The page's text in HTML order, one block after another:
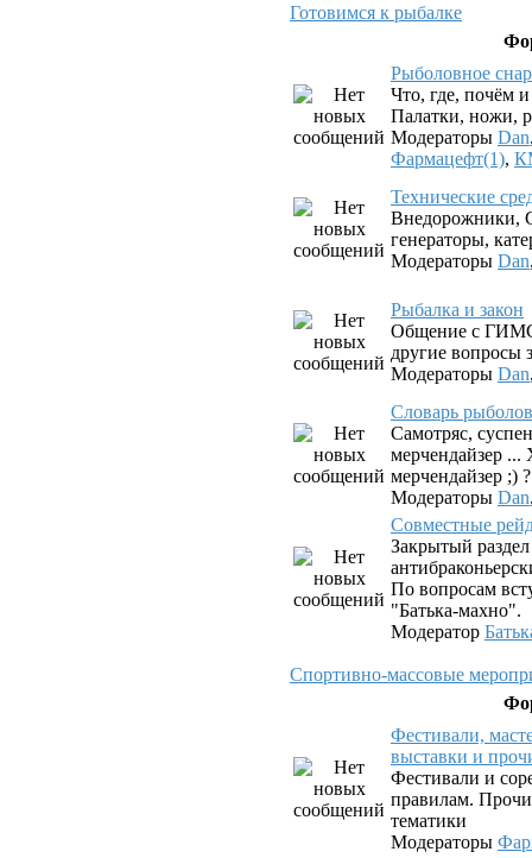
Готовимся к рыбалке
Рыболовное
Что, где, почём
Палатки, ножи,
Модераторы Dan
Фармацефт(1),
Технические
Внедорожники,
генераторы,
Модераторы Dan
Рыбалка и закон
Общение с
другие вопросы
Модераторы Dan
Словарь
Самотряс,
мерчендайзер ...
мерчендайзер ;) ?
Модераторы Dan
Совместные
Закрытый
По вопросам
"Батька-махно".
Модератор
Спортивно-массовые
Фестивали,
выставки и
Фестивали и
правилам.
тематики
Модераторы